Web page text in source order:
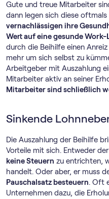
Gute und treue Mitarbeiter
dann legen sich diese oftmals
vernachlässigen ihre
Wert auf eine gesunde
durch die Beihilfe einen
mehr um sich selbst zu
Arbeitgeber mit Auszahlung
Mitarbeiter aktiv an seiner
Mitarbeiter sind schließlich
Sinkende
Die Auszahlung der Beihilfe
Vorteile mit sich. Entweder
keine Steuern zu entrichten,
handelt. Oder aber, er muss
Pauschalsatz besteuern. Oft
Unternehmen dazu, die